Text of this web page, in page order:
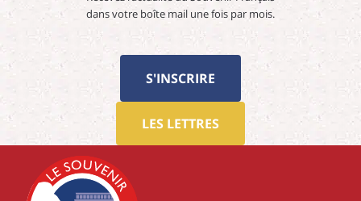
dans votre boîte mail une fois par mois.
S'INSCRIRE
LES LETTRES